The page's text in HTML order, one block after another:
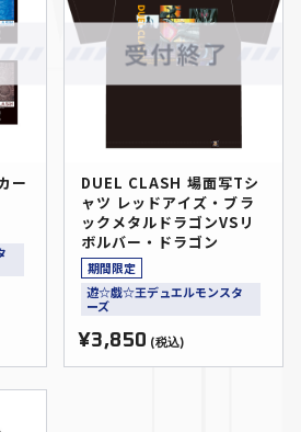
ー
DUEL CLASH 場面写Tシ
ャツ レッドアイズ・ブラ
ックメタルドラゴンVSリ
ボルバー・ドラゴン
期間限定
遊☆戯☆王デュエルモンスタ
ーズ
¥3,850 (税込)